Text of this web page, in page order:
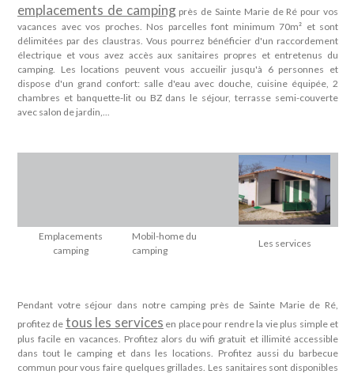
emplacements de campingprès de Sainte Marie de Ré pour vos
vacances avec vos proches. Nos parcelles font minimum 70m² et sont
délimitées par des claustras. Vous pourrez bénéficier d'un raccordement
électrique et vous avez accès aux sanitaires propres et entretenus du
camping. Les locations peuvent vous accueilir jusqu'à 6 personnes et
dispose d'un grand confort: salle d'eau avec douche, cuisine équipée, 2
chambres et banquette-lit ou BZ dans le séjour, terrasse semi-couverte
avec salon de jardin,...
Emplacements
camping
Mobil-home du
camping
Les services
Pendant votre séjour dans notre camping près de Sainte Marie de Ré,
profitez de tous les services en place pour rendre la vie plus simple et
plus facile en vacances. Profitez alors du wifi gratuit et illimité accessible
dans tout le camping et dans les locations. Profitez aussi du barbecue
commun pour vous faire quelques grillades. Les sanitaires sont disponibles